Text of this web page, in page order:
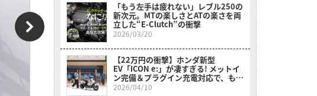
「もう左手は疲れない」レブル250の
新次元。MTの楽しさとATの楽さを両
立した“E-Clutch”の衝撃
2026/03/20
【22万円の衝撃】ホンダ新型
EV「ICON e:」が凄すぎる! メットイ
ン完備＆プラグイン充電対応で、もう
ガソリン車に戻れない？
2026/04/10